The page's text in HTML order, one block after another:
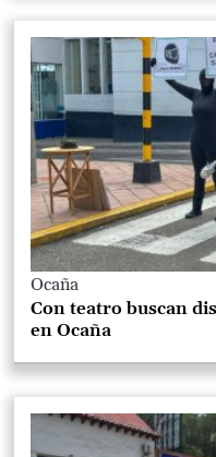
Ocaña
Con teatro buscan
en Ocaña